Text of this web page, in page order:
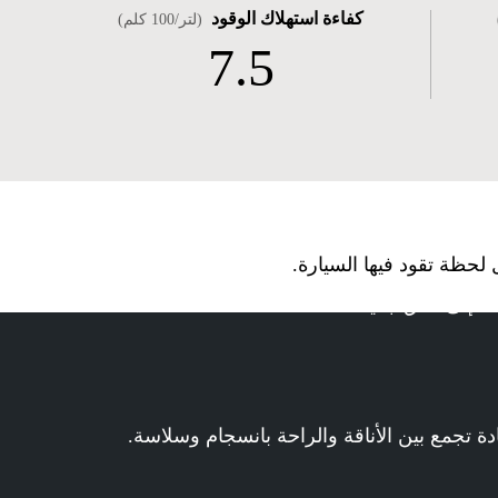
كفاءة استهلاك الوقود (لتر/100 كلم)
7.5
تقود فيها السيارة.
تجمع بين الأناقة والراحة بانسجام وسلاسة.